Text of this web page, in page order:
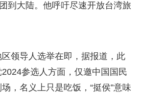
到大陆。他呼吁尽速开放台湾旅
领导人选举在即，据报道，此
参选人方面，仅邀中国国民
，名义上只是吃饭，“挺侯”意味